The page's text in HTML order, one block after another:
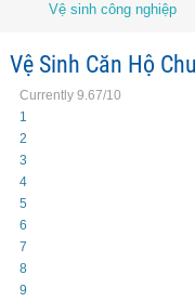
Vệ sinh công nghiệp
Vệ Sinh Căn Hộ
Currently 9.67/10
1
2
3
4
5
6
7
8
9